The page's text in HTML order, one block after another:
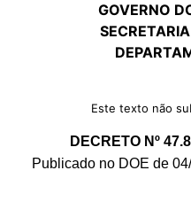
GOVERNO
Este texto não
DECRETO Nº
Publicado no DOE de